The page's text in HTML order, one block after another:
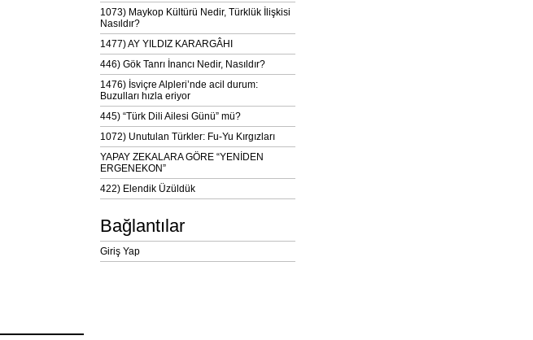
1073) Maykop Kültürü Nedir, Türklük İlişkisi
Nasıldır?
1477) AY YILDIZ KARARGÂHI
446) Gök Tanrı İnancı Nedir, Nasıldır?
1476) İsviçre Alpleri’nde acil durum:
Buzulları hızla eriyor
445) “Türk Dili Ailesi Günü” mü?
1072) Unutulan Türkler: Fu-Yu Kırgızları
YAPAY ZEKALARA GÖRE “YENİDEN
ERGENEKON”
422) Elendik Üzüldük
Bağlantılar
Giriş Yap